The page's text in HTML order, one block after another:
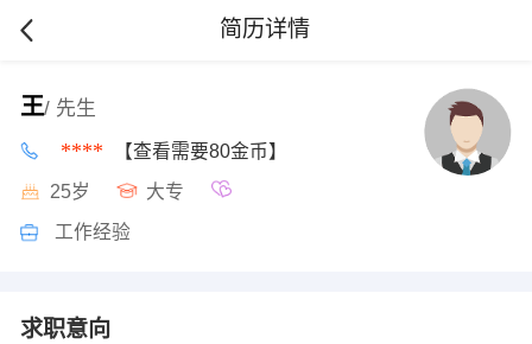
简历详情
王/ 先生
**** 【查看需要80金币】
25岁 大专
工作经验
求职意向